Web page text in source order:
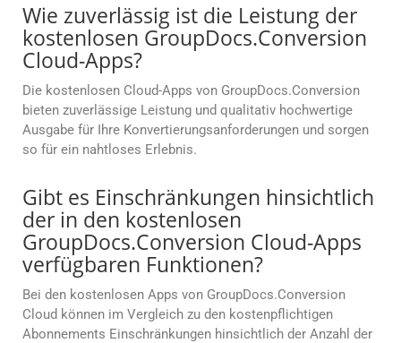
Wie zuverlässig ist die Leistung der
kostenlosen GroupDocs.Conversion
Cloud-Apps?
Die kostenlosen Cloud-Apps von GroupDocs.Conversion
bieten zuverlässige Leistung und qualitativ hochwertige
Ausgabe für Ihre Konvertierungsanforderungen und sorgen
so für ein nahtloses Erlebnis.
Gibt es Einschränkungen hinsichtlich
der in den kostenlosen
GroupDocs.Conversion Cloud-Apps
verfügbaren Funktionen?
Bei den kostenlosen Apps von GroupDocs.Conversion
Cloud können im Vergleich zu den kostenpflichtigen
Abonnements Einschränkungen hinsichtlich der Anzahl der